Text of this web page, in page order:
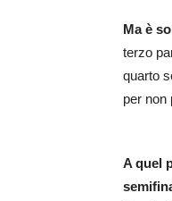
Ma è
terzo
quarto
per non
A quel